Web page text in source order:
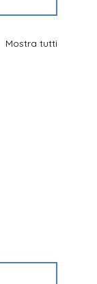
Mostra tutti